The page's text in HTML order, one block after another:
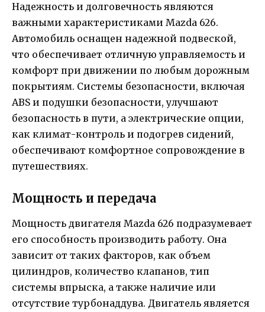
Надежность и долговечность являются
важными характеристиками Mazda 626.
Автомобиль оснащен надежной подвеской,
что обеспечивает отличную управляемость и
комфорт при движении по любым дорожным
покрытиям. Системы безопасности, включая
ABS и подушки безопасности, улучшают
безопасность в пути, а электрические опции,
как климат-контроль и подогрев сидений,
обеспечивают комфортное сопровождение в
путешествиях.
Мощность и передача
Мощность двигателя Mazda 626 подразумевает
его способность производить работу. Она
зависит от таких факторов, как объем
цилиндров, количество клапанов, тип
системы впрыска, а также наличие или
отсутствие турбонаддува. Двигатель является